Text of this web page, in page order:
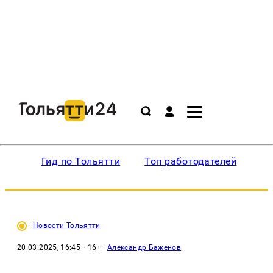
Гид по Тольятти Топ работодателей
Новости Тольятти
20.03.2025, 16:45 · 16+ ·Александр Баженов